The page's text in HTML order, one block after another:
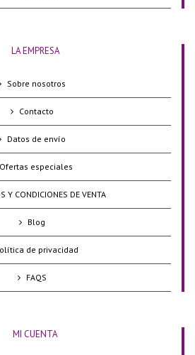
LA EMPRESA
Sobre nosotros
Contacto
Datos de envío
Ofertas especiales
Y CONDICIONES DE VENTA
Blog
de privacidad
FAQS
MI CUENTA